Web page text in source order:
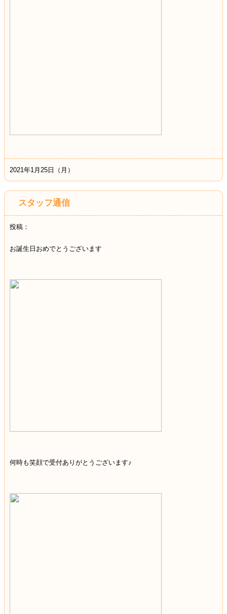
2021年1月25日（月）
スタッフ通信
投稿：
お誕生日おめでとうございます
何時も笑顔で受付ありがとうございます♪